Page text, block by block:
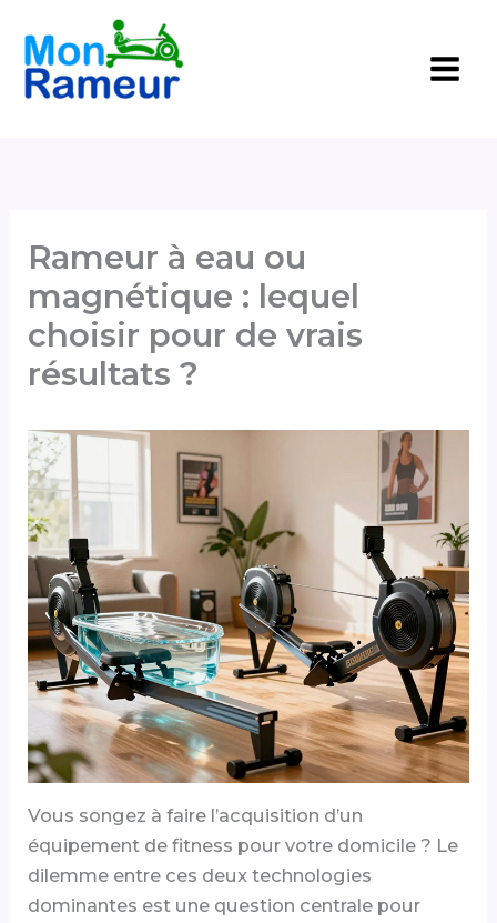
contenu
Rameur à eau ou
magnétique : lequel
choisir pour de vrais
résultats ?
Vous songez à faire l’acquisition d’un
équipement de fitness pour votre domicile ? Le
dilemme entre ces deux technologies
dominantes est une question centrale pour